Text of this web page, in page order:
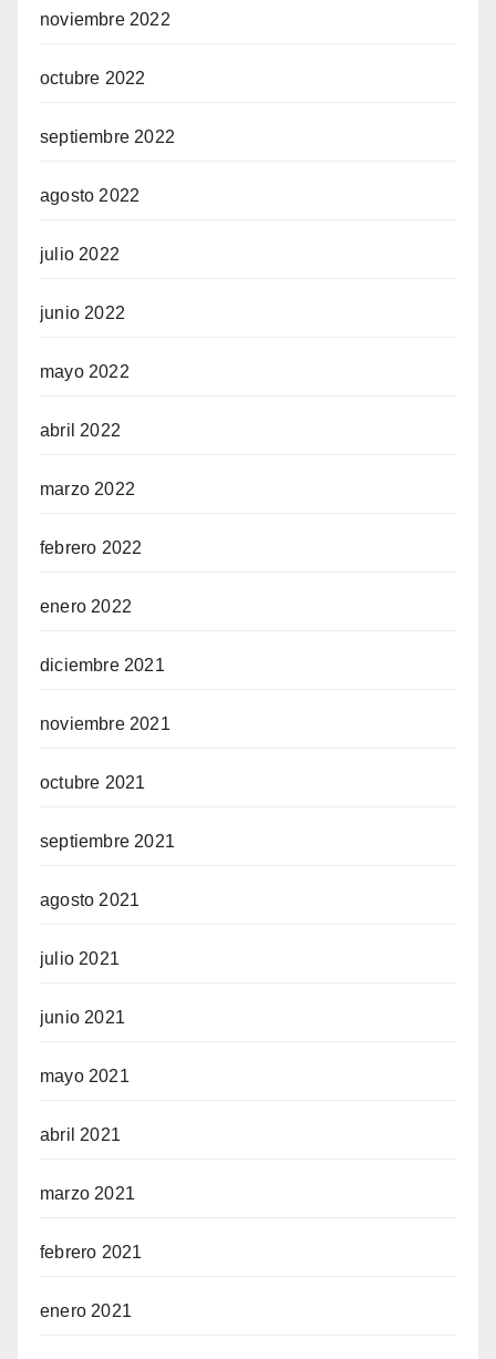
noviembre 2022
octubre 2022
septiembre 2022
agosto 2022
julio 2022
junio 2022
mayo 2022
abril 2022
marzo 2022
febrero 2022
enero 2022
diciembre 2021
noviembre 2021
octubre 2021
septiembre 2021
agosto 2021
julio 2021
junio 2021
mayo 2021
abril 2021
marzo 2021
febrero 2021
enero 2021